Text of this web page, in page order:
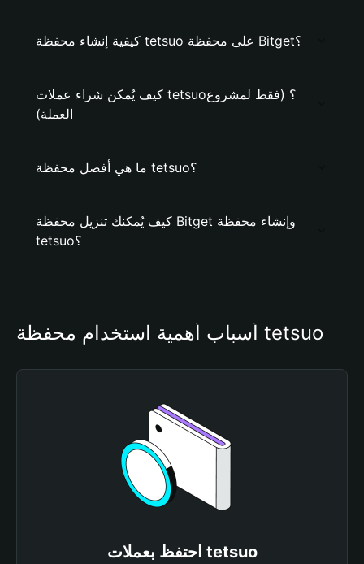
كيفية إنشاء محفظة tetsuo على محفظة Bitget؟
كيف يُمكن شراء عملات tetsuo؟ (فقط لمشروع
العملة)
ما هي أفضل محفظة tetsuo؟
كيف يُمكنك تنزيل محفظة Bitget وإنشاء محفظة
tetsuo؟
أسباب أهمية استخدام محفظة tetsuo
احتفظ بعملات tetsuo